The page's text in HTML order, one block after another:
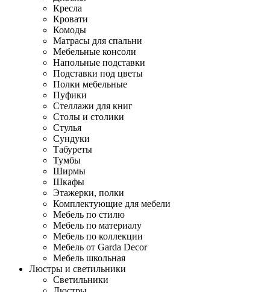
Кресла
Кровати
Комоды
Матрасы для спальни
Мебельные консоли
Напольные подставки
Подставки под цветы
Полки мебельные
Пуфики
Стеллажи для книг
Столы и столики
Стулья
Сундуки
Табуреты
Тумбы
Ширмы
Шкафы
Этажерки, полки
Комплектующие для мебели
Мебель по стилю
Мебель по материалу
Мебель по коллекции
Мебель от Garda Decor
Мебель школьная
Люстры и светильники
Светильники